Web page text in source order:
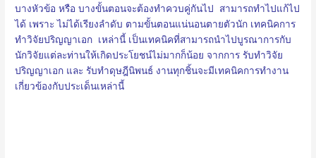
บางหัวข้อ หรือ บางขั้นตอนจะต้องทำควบคู่กันไป สามารถทำไปแก้ไป
ได้ เพราะ ไม่ได้เรียงลำดับ ตามขั้นตอนแน่นอนตายตัวนัก เทคนิคการ
ทำวิจัยปริญญาเอก เหล่านี้ เป็นเทคนิคที่สามารถนำไปบูรณาการกับ
นักวิจัยแต่ละท่านให้เกิดประโยชน์ไม่มากก็น้อย จากการ รับทำวิจัย
ปริญญาเอก และ รับทำดุษฎีนิพนธ์ งานทุกชิ้นจะมีเทคนิคการทำงาน
เกี่ยวข้องกับประเด็นเหล่านี้